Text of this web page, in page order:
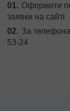
Оформити
заявки на сайті
За
53-24